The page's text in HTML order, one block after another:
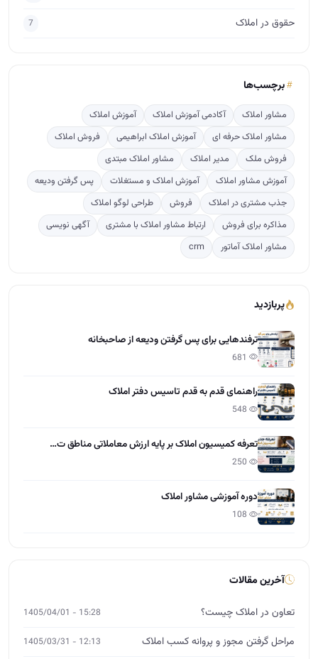
حقوق در املاک 7
برچسب‌ها
مشاور املاک آکادمی آموزش املاک
آموزش املاک
مشاور املاک حرفه ای
آموزش املاک ابراهیمی
فروش املاک
فروش ملک
مدیر املاک
مشاور املاک مبتدی
آموزش مشاور املاک
آموزش املاک و مستغلات
پس گرفتن ودیعه
جذب مشتری در املاک
فروش
طراحی لوگو املاک
مذاکره برای فروش
ارتباط مشاور املاک با مشتری
آگهی نویسی
مشاور املاک آماتور
crm
پربازدید
ترفندهایی برای پس گرفتن ودیعه از صاحبخانه
راهنمای قدم به قدم تاسیس دفتر املاک
تعرفه کمیسیون املاک بر پایه ارزش معاملاتی مناطق ت…
دوره آموزشی مشاور املاک
آخرین مقالات
تعاون در املاک چیست؟ 15:28 - 1405/04/01
مراحل گرفتن مجوز و پروانه کسب املاک 12:13 - 1405/03/31